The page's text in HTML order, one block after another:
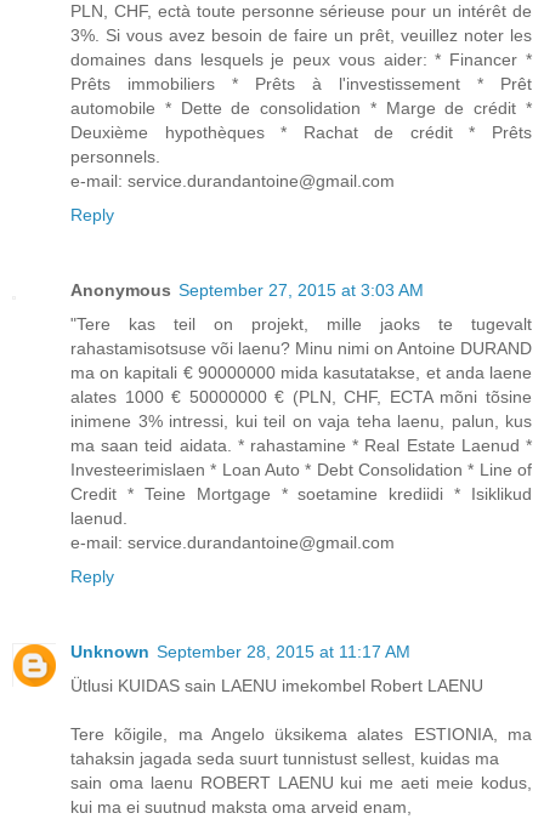
PLN, CHF, ectà toute personne sérieuse pour un intérêt de
3%. Si vous avez besoin de faire un prêt, veuillez noter les
domaines dans lesquels je peux vous aider: * Financer *
Prêts immobiliers * Prêts à l'investissement * Prêt
automobile * Dette de consolidation * Marge de crédit *
Deuxième hypothèques * Rachat de crédit * Prêts
personnels.
e-mail: service.durandantoine@gmail.com
Reply
Anonymous September 27, 2015 at 3:03 AM
"Tere kas teil on projekt, mille jaoks te tugevalt
rahastamisotsuse või laenu? Minu nimi on Antoine DURAND
ma on kapitali € 90000000 mida kasutatakse, et anda laene
alates 1000 € 50000000 € (PLN, CHF, ECTA mõni tõsine
inimene 3% intressi, kui teil on vaja teha laenu, palun, kus
ma saan teid aidata. * rahastamine * Real Estate Laenud *
Investeerimislaen * Loan Auto * Debt Consolidation * Line of
Credit * Teine Mortgage * soetamine krediidi * Isiklikud
laenud.
e-mail: service.durandantoine@gmail.com
Reply
Unknown September 28, 2015 at 11:17 AM
Ütlusi KUIDAS sain LAENU imekombel Robert LAENU
Tere kõigile, ma Angelo üksikema alates ESTIONIA, ma
tahaksin jagada seda suurt tunnistust sellest, kuidas ma
sain oma laenu ROBERT LAENU kui me aeti meie kodus,
kui ma ei suutnud maksta oma arveid enam,